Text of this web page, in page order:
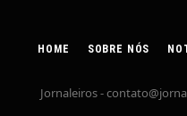
HOME SOBRE NÓS
Jornaleiros -